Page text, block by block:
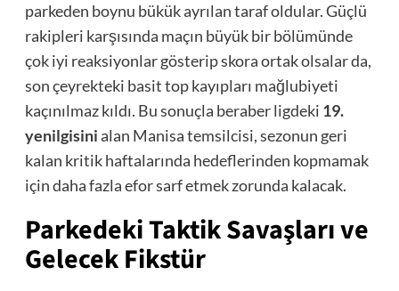
parkeden boynu bükük ayrılan taraf oldular. Güçlü
rakipleri karşısında maçın büyük bir bölümünde
çok iyi reaksiyonlar gösterip skora ortak olsalar da,
son çeyrekteki basit top kayıpları mağlubiyeti
kaçınılmaz kıldı. Bu sonuçla beraber ligdeki 19.
yenilgisinialan Manisa temsilcisi, sezonun geri
kalan kritik haftalarında hedeflerinden kopmamak
için daha fazla efor sarf etmek zorunda kalacak.
Parkedeki Taktik Savaşları ve
Gelecek Fikstür